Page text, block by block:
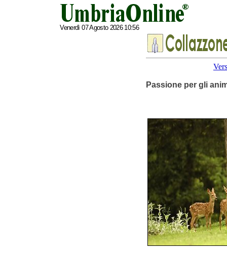
Venerdì 07 Agosto 2026 10:56
Passione per gli